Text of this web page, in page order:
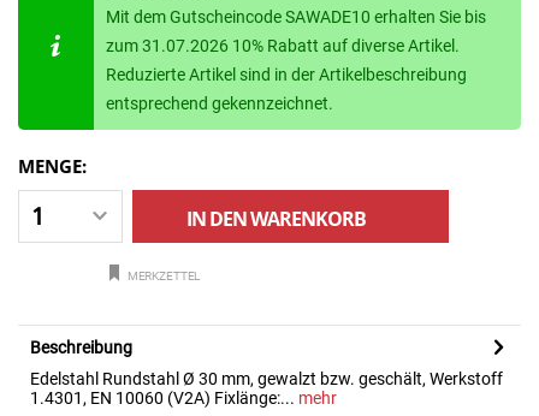
Mit dem Gutscheincode SAWADE10 erhalten Sie bis
zum 31.07.2026 10% Rabatt auf diverse Artikel.
Reduzierte Artikel sind in der Artikelbeschreibung
entsprechend gekennzeichnet.
MENGE:
IN DENWARENKORB
MERKZETTEL
Beschreibung
Edelstahl Rundstahl Ø 30 mm, gewalzt bzw. geschält, Werkstoff
1.4301, EN 10060 (V2A) Fixlänge:... mehr